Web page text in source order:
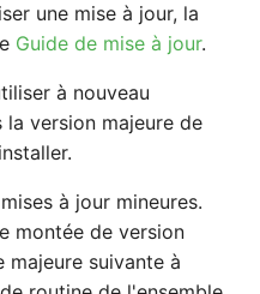
une mise à jour, la
Guide de mise à jour.
à nouveau
la version majeure de
à jour mineures.
montée de version
majeure suivante à